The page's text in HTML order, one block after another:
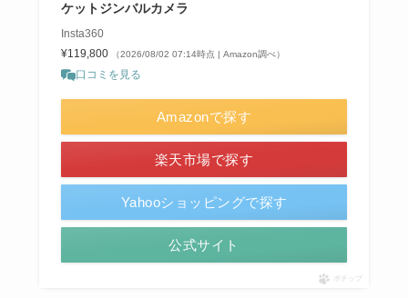
ケットジンバルカメラ
Insta360
¥119,800
（2026/08/02 07:14時点 | Amazon調べ）
口コミを見る
Amazonで探す
楽天市場で探す
Yahooショッピングで探す
公式サイト
ポチップ